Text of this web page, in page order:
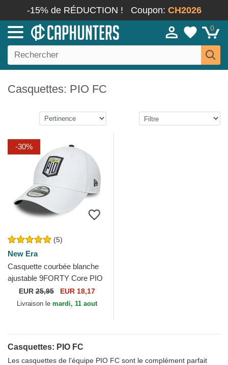
-15% de RÉDUCTION ! Coupon: CH2026
0
Casquettes: PIO FC
-30%
(5)
New Era
Casquette courbée blanche
ajustable 9FORTY Core PIO
FC Kings League New Era
EUR25,95 EUR 18,17
Livraison le mardi, 11 aout
Casquettes: PIO FC
Les casquettes de l'équipe PIO FC sont le complément parfait